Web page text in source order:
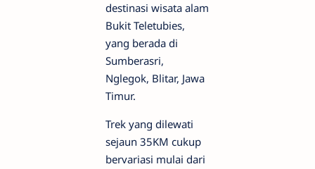
destinasi wisata alam
Bukit Teletubies,
yang berada di
Sumberasri,
Nglegok, Blitar, Jawa
Timur.
Trek yang dilewati
sejaun 35KM cukup
bervariasi mulai dari